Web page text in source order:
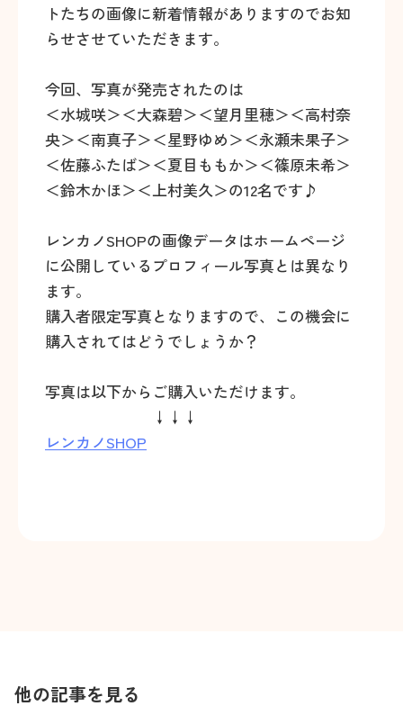
トたちの画像に新着情報がありますのでお知
らせさせていただきます。
今回、写真が発売されたのは
＜水城咲＞＜大森碧＞＜望月里穂＞＜高村奈
央＞＜南真子＞＜星野ゆめ＞＜永瀬未果子＞
＜佐藤ふたば＞＜夏目ももか＞＜篠原未希＞
＜鈴木かほ＞＜上村美久＞の12名です♪
レンカノSHOPの画像データはホームページ
に公開しているプロフィール写真とは異なり
ます。
購入者限定写真となりますので、この機会に
購入されてはどうでしょうか？
写真は以下からご購入いただけます。
↓↓↓
レンカノSHOP
他の記事を見る